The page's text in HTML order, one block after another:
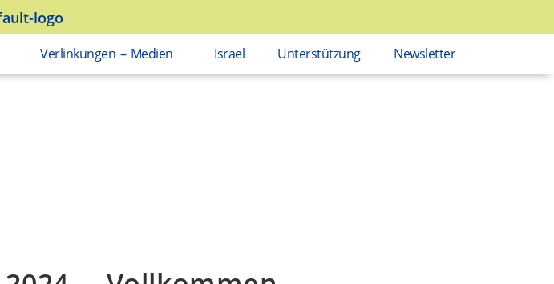
Verlinkungen – Medien Israel Unterstützung Newsletter